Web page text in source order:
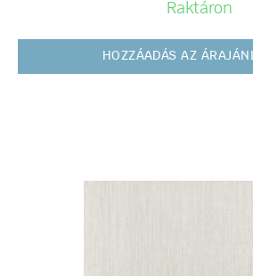
Raktáron
HOZZÁADÁS AZ